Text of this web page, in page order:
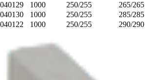
040129 1000 250/255 265/265
040130 1000 250/255 285/285
040122 1000 250/255 290/290